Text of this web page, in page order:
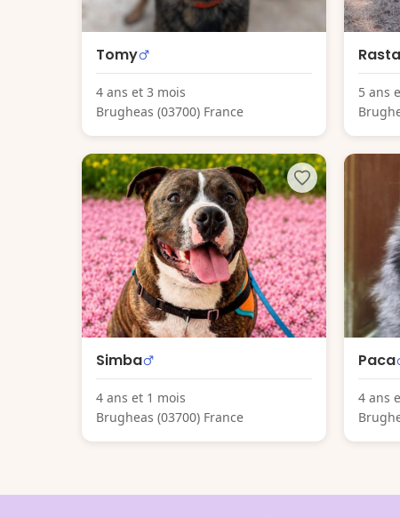
Tomy
4 ans et 3 mois
Brugheas (03700) France
Rasta
5 ans
Simba
4 ans et 1 mois
Brugheas (03700) France
Paca
4 ans